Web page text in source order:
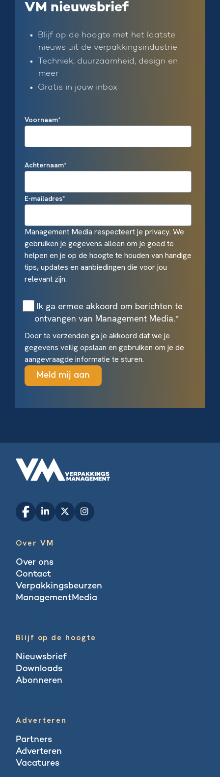
VM nieuwsbrief
Blijf op de hoogte met het laatste
nieuws uit de verpakkingsindustrie
Techniek, duurzaamheid, design en
meer
Gratis in jouw inbox
Voornaam*
Achternaam*
E-mailadres*
Management Media respecteert je privacy. We
gebruiken je gegevens alleen om je goed te
helpen en je op de hoogte te houden van handige
tips, updates en aanbiedingen die voor jou
relevant zijn.
Ik ga ermee akkoord om berichten te
ontvangen van Management Media.*
Door te verzenden ga je akkoord dat we je
gegevens veilig opslaan en gebruiken om je de
aangevraagde informatie te sturen.
Over VM
Over ons
Contact
Verpakkingsbeurzen
ManagementMedia
Blijf op de hoogte
Nieuwsbrief
Downloads
Abonneren
Adverteren
Partners
Adverteren
Vacatures